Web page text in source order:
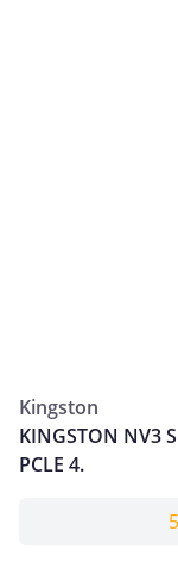
Kingston
KINGSTON NV3
PCLE 4.
5